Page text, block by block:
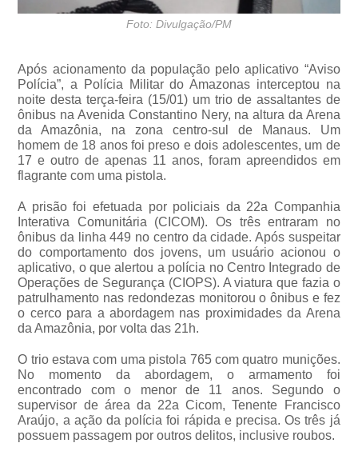
Foto: Divulgação/PM
Após acionamento da população pelo aplicativo “Aviso
Polícia”, a Polícia Militar do Amazonas interceptou na
noite desta terça-feira (15/01) um trio de assaltantes de
ônibus na Avenida Constantino Nery, na altura da Arena
da Amazônia, na zona centro-sul de Manaus. Um
homem de 18 anos foi preso e dois adolescentes, um de
17 e outro de apenas 11 anos, foram apreendidos em
flagrante com uma pistola.
A prisão foi efetuada por policiais da 22a Companhia
Interativa Comunitária (CICOM). Os três entraram no
ônibus da linha 449 no centro da cidade. Após suspeitar
do comportamento dos jovens, um usuário acionou o
aplicativo, o que alertou a polícia no Centro Integrado de
Operações de Segurança (CIOPS). A viatura que fazia o
patrulhamento nas redondezas monitorou o ônibus e fez
o cerco para a abordagem nas proximidades da Arena
da Amazônia, por volta das 21h.
O trio estava com uma pistola 765 com quatro munições.
No momento da abordagem, o armamento foi
encontrado com o menor de 11 anos. Segundo o
supervisor de área da 22a Cicom, Tenente Francisco
Araújo, a ação da polícia foi rápida e precisa. Os três já
possuem passagem por outros delitos, inclusive roubos.